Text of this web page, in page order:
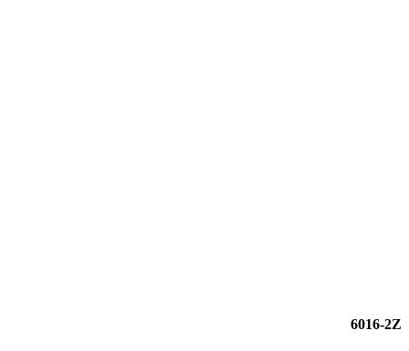
6016-2Z